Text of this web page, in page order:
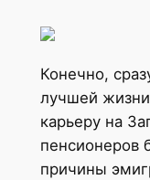
Конечно,
лучшей
карьеру на
пенсионеров
причины